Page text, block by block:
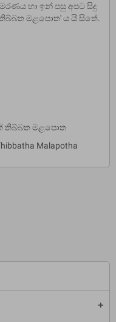
add
හා ඉන් පසු අපට සිදු
'තිබ්බත මළපොත' ය යි සිතේ.
තිබ්බත මළපොත
Malapotha